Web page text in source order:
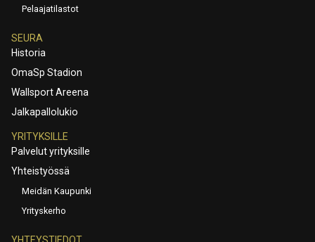
Pelaajatilastot
SEURA
Historia
OmaSp Stadion
Wallsport Areena
Jalkapallolukio
YRITYKSILLE
Palvelut yrityksille
Yhteistyössä
Meidän Kaupunki
Yrityskerho
YHTEYSTIEDOT